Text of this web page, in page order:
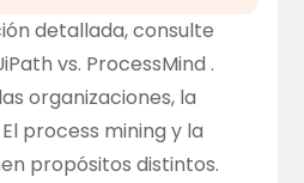
detallada, consulte
vs. ProcessMind .
organizaciones, la
process mining y la
propósitos distintos.